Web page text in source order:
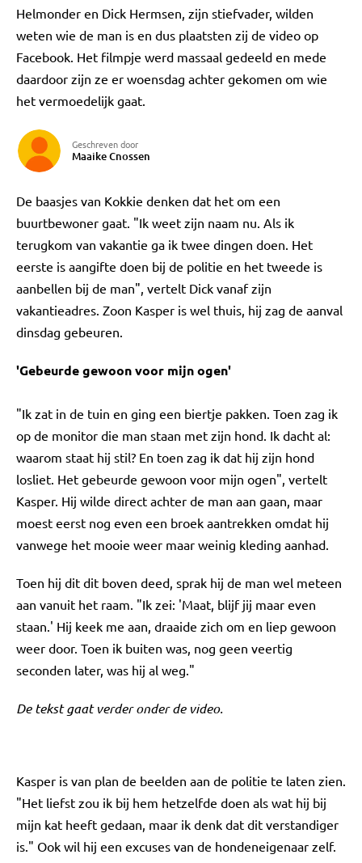
Helmonder en Dick Hermsen, zijn stiefvader, wilden
weten wie de man is en dus plaatsten zij de video op
Facebook. Het filmpje werd massaal gedeeld en mede
daardoor zijn ze er woensdag achter gekomen om wie
het vermoedelijk gaat.
Geschreven door
Maaike Cnossen
De baasjes van Kokkie denken dat het om een
buurtbewoner gaat. "Ik weet zijn naam nu. Als ik
terugkom van vakantie ga ik twee dingen doen. Het
eerste is aangifte doen bij de politie en het tweede is
aanbellen bij de man", vertelt Dick vanaf zijn
vakantieadres. Zoon Kasper is wel thuis, hij zag de aanval
dinsdag gebeuren.
'Gebeurde gewoon voor mijn ogen'
"Ik zat in de tuin en ging een biertje pakken. Toen zag ik
op de monitor die man staan met zijn hond. Ik dacht al:
waarom staat hij stil? En toen zag ik dat hij zijn hond
losliet. Het gebeurde gewoon voor mijn ogen", vertelt
Kasper. Hij wilde direct achter de man aan gaan, maar
moest eerst nog even een broek aantrekken omdat hij
vanwege het mooie weer maar weinig kleding aanhad.
Toen hij dit dit boven deed, sprak hij de man wel meteen
aan vanuit het raam. "Ik zei: 'Maat, blijf jij maar even
staan.' Hij keek me aan, draaide zich om en liep gewoon
weer door. Toen ik buiten was, nog geen veertig
seconden later, was hij al weg."
De tekst gaat verder onder de video.
Kasper is van plan de beelden aan de politie te laten zien.
"Het liefst zou ik bij hem hetzelfde doen als wat hij bij
mijn kat heeft gedaan, maar ik denk dat dit verstandiger
is." Ook wil hij een excuses van de hondeneigenaar zelf.